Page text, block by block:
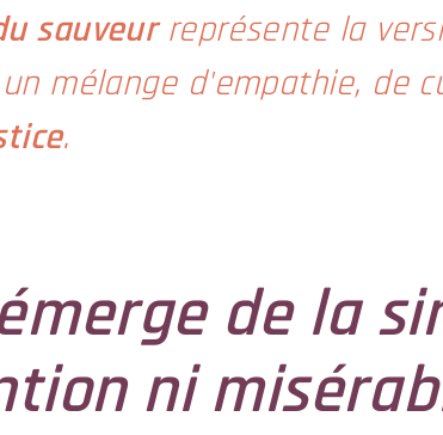
sauveurreprésente la
mélange d'empathie, de
.
de la
ni